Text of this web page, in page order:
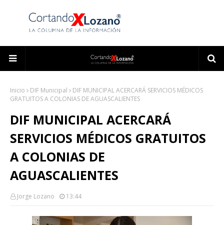
Inicio DIF Municipal
DIF MUNICIPAL ACERCARÁ SERVICIOS MÉDICOS
GRATUITOS A COLONIAS DE AGUASCALIENTES
DIF MUNICIPAL ACERCARÁ
SERVICIOS MÉDICOS GRATUITOS
A COLONIAS DE
AGUASCALIENTES
Jorge Lozano 13:44